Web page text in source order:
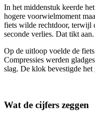
In het middenstuk keerde
hogere voorwielmoment
fiets wilde rechtdoor, terwijl
seconde verlies. Dat tikt aan.
Op de uitloop voelde de
Compressies werden
slag. De klok bevestigde het
Wat de cijfers zeggen